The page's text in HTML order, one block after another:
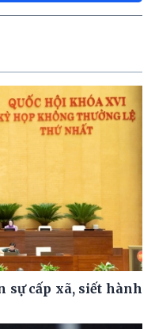
sự cấp xã, siết hành